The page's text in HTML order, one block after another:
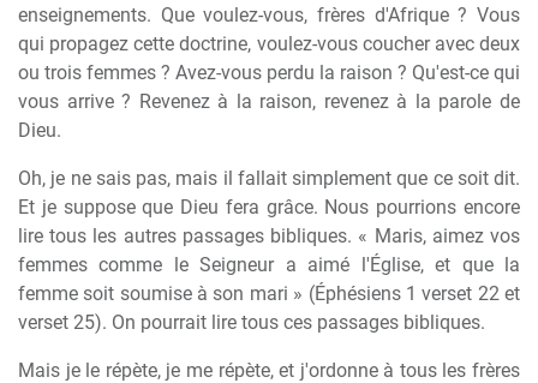
enseignements. Que voulez-vous, frères d'Afrique ? Vous
qui propagez cette doctrine, voulez-vous coucher avec deux
ou trois femmes ? Avez-vous perdu la raison ? Qu'est-ce qui
vous arrive ? Revenez à la raison, revenez à la parole de
Dieu.
Oh, je ne sais pas, mais il fallait simplement que ce soit dit.
Et je suppose que Dieu fera grâce. Nous pourrions encore
lire tous les autres passages bibliques. « Maris, aimez vos
femmes comme le Seigneur a aimé l'Église, et que la
femme soit soumise à son mari » (Éphésiens 1 verset 22 et
verset 25). On pourrait lire tous ces passages bibliques.
Mais je le répète, je me répète, et j'ordonne à tous les frères